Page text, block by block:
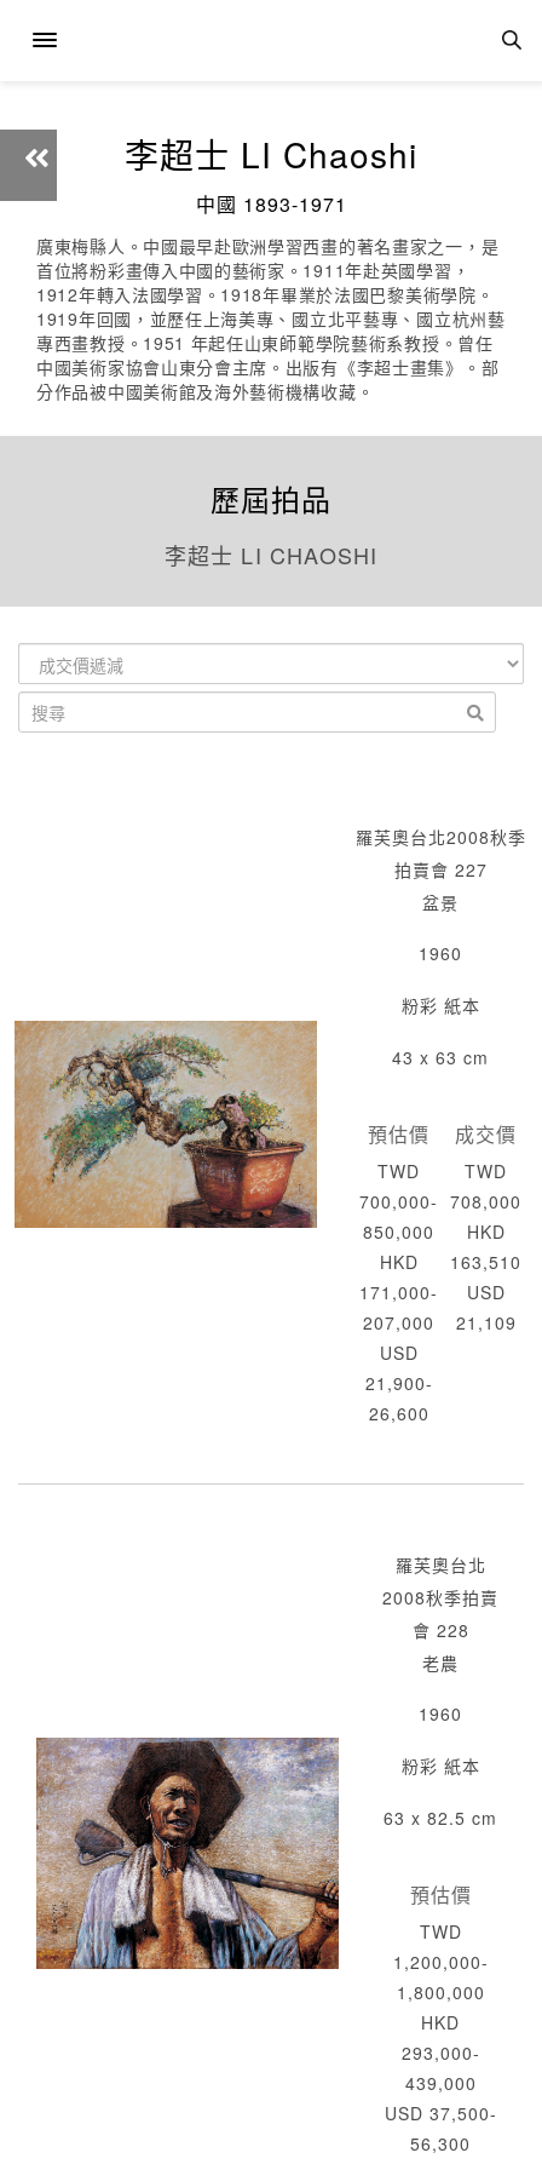
李超士 LI Chaoshi
中國 1893-1971
廣東梅縣人。中國最早赴歐洲學習西畫的著名畫家之一，是
首位將粉彩畫傳入中國的藝術家。1911年赴英國學習，
1912年轉入法國學習。1918年畢業於法國巴黎美術學院。
1919年回國，並歷任上海美專、國立北平藝專、國立杭州藝
專西畫教授。1951 年起任山東師範學院藝術系教授。曾任
中國美術家協會山東分會主席。出版有《李超士畫集》。部
分作品被中國美術館及海外藝術機構收藏。
歷屆拍品
李超士 LI CHAOSHI
羅芙奧台北2008秋季
拍賣會 227
盆景
1960
粉彩 紙本
43 x 63 cm
預估價
TWD
700,000-
850,000
HKD
171,000-
207,000
USD
21,900-
26,600
成交價
TWD
708,000
HKD
163,510
USD
21,109
羅芙奧台北
2008秋季拍賣
會 228
老農
1960
粉彩 紙本
63 x 82.5 cm
預估價
TWD
1,200,000-
1,800,000
HKD
293,000-
439,000
USD 37,500-
56,300